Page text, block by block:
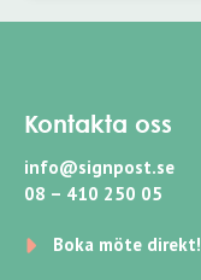
Kontakta oss
info@signpost.se
08 – 410 250 05
Boka möte direkt!